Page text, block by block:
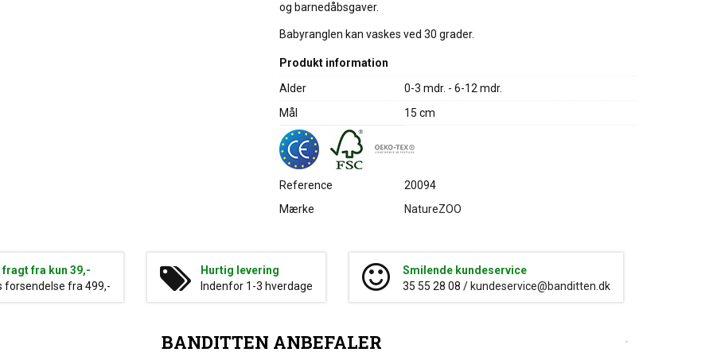
og barnedåbsgaver.
Babyranglen kan vaskes ved 30 grader.
Produkt information
Alder
0-3 mdr. - 6-12 mdr.
Mål
15 cm
Reference
20094
Mærke
NatureZOO
fragt fra kun 39,-
forsendelse fra 499,-
Hurtig levering
Indenfor 1-3 hverdage
Smilende kundeservice
35 55 28 08 / kundeservice@banditten.dk
BANDITTEN ANBEFALER